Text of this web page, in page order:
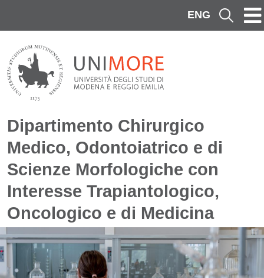
ENG Cerca
Dipartimento Chirurgico
Medico, Odontoiatrico e di
Scienze Morfologiche con
Interesse Trapiantologico,
Oncologico e di Medicina
Immagine